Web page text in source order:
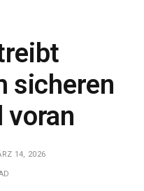
sicheren
voran
14, 2026